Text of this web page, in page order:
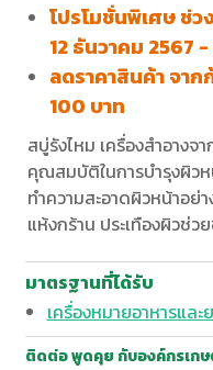
โปรโมชั่นพิเศษ ช่ว
12 ธันวาคม 2567
ลดราคาสินค้า จา
100 บาท
สบู่รังไหม เครื่องสำอาง
คุณสมบัติในการบำรุงผิวห
ทำความสะอาดผิวหน้าอย่
แห้งกร้าน ประเทืองผิวช่ว
มาตรฐานที่ได้รับ
เครื่องหมายอาหารแล
ติดต่อ พูดคุย กับองค์กรเก